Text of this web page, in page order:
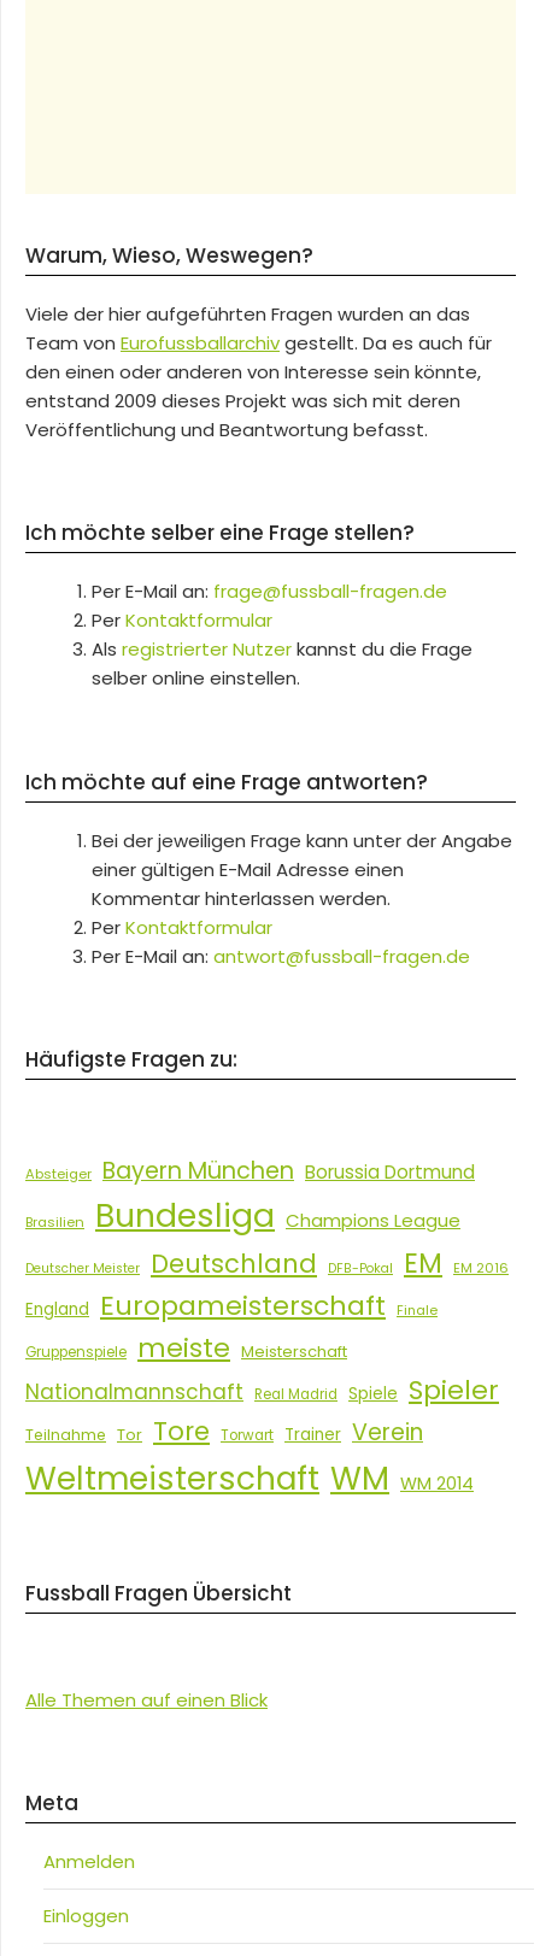
Warum, Wieso, Weswegen?
Viele der hier aufgeführten Fragen wurden an das
Team von Eurofussballarchivgestellt. Da es auch für
den einen oder anderen von Interesse sein könnte,
entstand 2009 dieses Projekt was sich mit deren
Veröffentlichung und Beantwortung befasst.
Ich möchte selber eine Frage stellen?
Per E-Mail an: frage@fussball-fragen.de
PerKontaktformular
Als registrierter Nutzerkannst du die Frage
selber online einstellen.
Ich möchte auf eine Frage antworten?
Bei der jeweiligen Frage kann unter der Angabe
einer gültigen E-Mail Adresse einen
Kommentar hinterlassen werden.
PerKontaktformular
Per E-Mail an: antwort@fussball-fragen.de
Häufigste Fragen zu:
Absteiger Bayern München Borussia Dortmund
Brasilien Bundesliga Champions League
Deutscher Meister Deutschland DFB-Pokal EM EM 2016
England Europameisterschaft Finale
Gruppenspiele meiste Meisterschaft
Nationalmannschaft Real Madrid Spiele Spieler
Teilnahme Tor Tore Torwart Trainer Verein
Weltmeisterschaft WM WM 2014
Fussball Fragen Übersicht
Alle Themen auf einen Blick
Meta
Anmelden
Einloggen